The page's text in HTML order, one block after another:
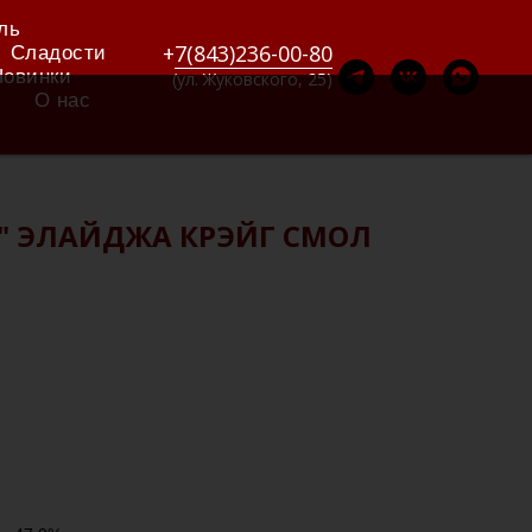
Сладости
О нас
+7(843)236-00-80
(ул. Жуковского, 25)
ЭЛАЙДЖА КРЭЙГ СМОЛ